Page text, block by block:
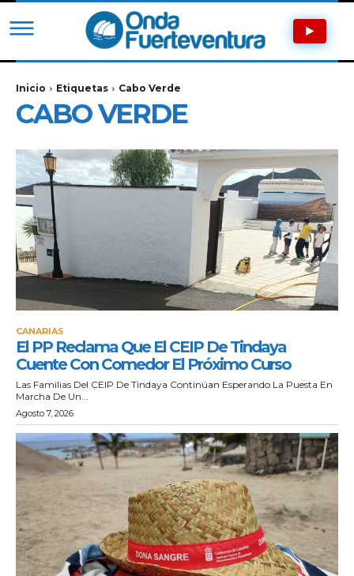
Inicio Etiquetas Cabo Verde
CABO VERDE
CANARIAS
El PP Reclama Que El CEIP De Tindaya
Cuente Con Comedor El Próximo Curso
Las Familias Del CEIP De Tindaya Continúan Esperando La Puesta En
Marcha De Un...
Agosto 7, 2026